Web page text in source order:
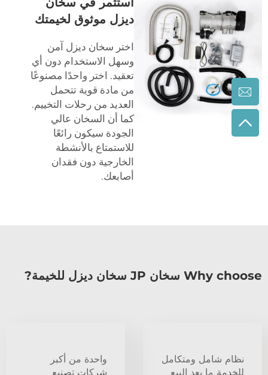
ديزل موثوق لخيمتك
اختر سخان ديزل آمن
وسهل الاستخدام دون أي
تعقيد. اختر واحدًا مصنوعًا
من مادة قوية تتحمل
العديد من رحلات التخييم.
كما أن السخان عالي
الجودة سيكون رائعًا
للاستمتاع بالأنشطة
الخارجية دون فقدان
أصابعك.
Why choose سخان JP سخان ديزل للخيمة?
نظام شامل ومتكامل
للخدمة ما بعد البيع
واحدة من أكبر
شركات تصنيع